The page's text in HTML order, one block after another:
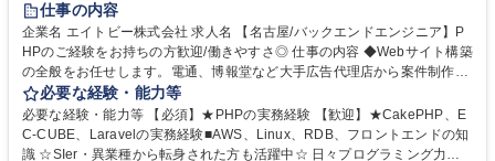
仕事の内容
企業名 エイトビー株式会社 求人名 【名古屋/バックエンドエンジニア】P
HPのご経験をお持ちの方歓迎/働きやすさ◎ 仕事の内容 ◆Webサイト構築
の全般をお任せします。電通、博報堂など大手広告代理店から案件制作の
依頼があり、ディレクター、デザイナー、フロントエンドエンジニアと共
にWebサイトを構築します。変更の範囲：当社業務全般 【仕事内容】■C
MS構築(CakePHPやLaravelを使用)■ECサイト構築(EC-CUBEやShopify
を使用)■サーバーサイドプログラミング全般(PHP/MySQL等を使用)■フロ
必要な経験・能力等
必要な経験・能力等 【必須】★PHPの実務経験 【歓迎】★CakePHP、E
C-CUBE、Laravelの実務経験■AWS、Linux、RDB、フロントエンドの知
識 ☆SIer・異業種から転身された方も活躍中☆ 日々プログラミング力を